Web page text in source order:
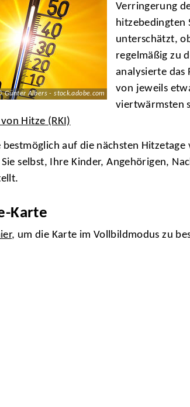
Günter Albers - stock.adobe.com
Verringerung
hitzebedingten
unterschätzt,
regelmäßig zu
analysierte das
von jeweils
viertwärmsten
Hitze (RKI)
bestmöglich auf die nächsten
selbst, Ihre Kinder, Angehörigen,
Karte
, um die Karte im Vollbildmodus zu